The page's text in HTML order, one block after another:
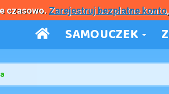
czasowo. Zarejestruj bezpłatne konto
SAMOUCZEK